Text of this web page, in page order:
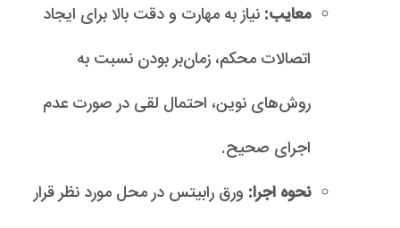
معایب: نیاز به مهارت و دقت بالا برای ایجاد
اتصالات محکم، زمان‌بر بودن نسبت به
روش‌های نوین، احتمال لقی در صورت عدم
اجرای صحیح.
نحوه اجرا: ورق رابیتس در محل مورد نظر قرار